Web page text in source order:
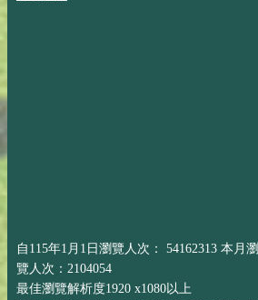
自115年1月1日瀏覽人次： 54162313 本月瀏
覽人次：2104054
最佳瀏覽解析度1920 x1080以上